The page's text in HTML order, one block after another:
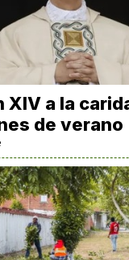
XIV a la
de verano